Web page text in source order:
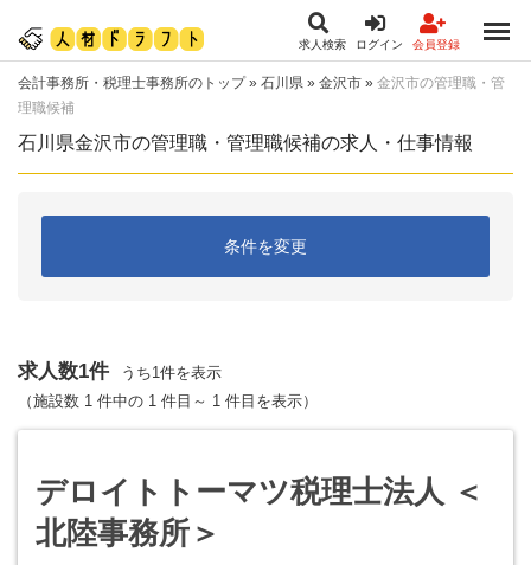
求人検索 ログイン 会員登録
会計事務所・税理士事務所のトップ» 石川県 » 金沢市 » 金沢市の管理職・管
理職候補
石川県金沢市の管理職・管理職候補の求人・仕事情報
条件を変更
求人数1件
うち1件を表示
（施設数 1 件中の 1 件目～ 1 件目を表示）
デロイトトーマツ税理士法人 ＜
北陸事務所＞